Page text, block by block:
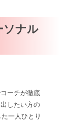
ソナル
ーチが徹底
したい方の
一人ひとり